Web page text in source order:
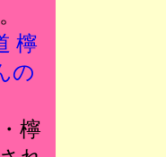
檸
の
檸